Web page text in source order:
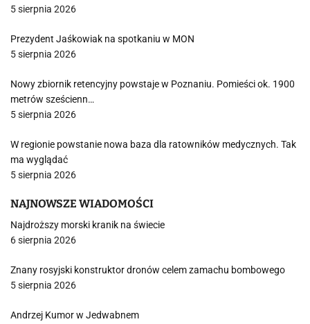
5 sierpnia 2026
Prezydent Jaśkowiak na spotkaniu w MON
5 sierpnia 2026
Nowy zbiornik retencyjny powstaje w Poznaniu. Pomieści ok. 1900
metrów sześcienn…
5 sierpnia 2026
W regionie powstanie nowa baza dla ratowników medycznych. Tak
ma wyglądać
5 sierpnia 2026
NAJNOWSZE WIADOMOŚCI
Najdroższy morski kranik na świecie
6 sierpnia 2026
Znany rosyjski konstruktor dronów celem zamachu bombowego
5 sierpnia 2026
Andrzej Kumor w Jedwabnem